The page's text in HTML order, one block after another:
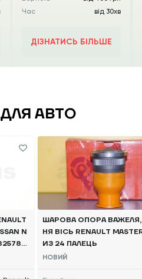
Час
від 30хв
ДІЗНАТИСЬ БІЛЬШЕ
АВТО
N
ШАРОВА ОПОРА
НЯ ВІСЬ RENAULT
ИЗ 24 ПАЛЕЦЬ
НОВИЙ